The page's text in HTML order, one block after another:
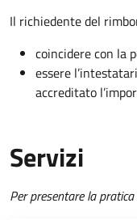
Il richiedente del
coincidere con la
essere
accreditato
Servizi
Per presentare la